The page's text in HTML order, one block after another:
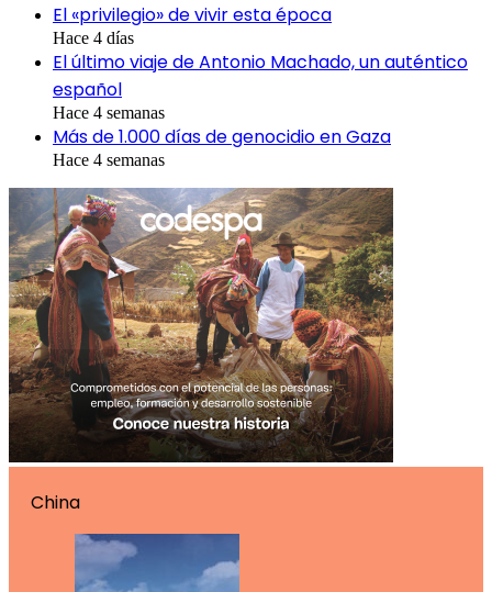
El «privilegio» de vivir esta época
Hace 4 días
El último viaje de Antonio Machado, un auténtico
español
Hace 4 semanas
Más de 1.000 días de genocidio en Gaza
Hace 4 semanas
China